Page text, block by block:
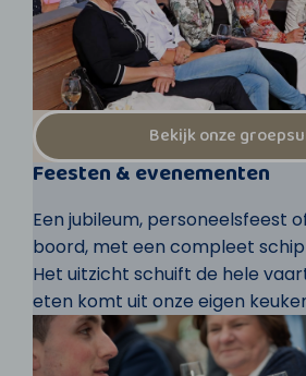
Bekijk onze
Feesten & evenementen
Een jubileum, personeelsfeest
boord, met een compleet schip
Het uitzicht schuift de hele
eten komt uit onze eigen